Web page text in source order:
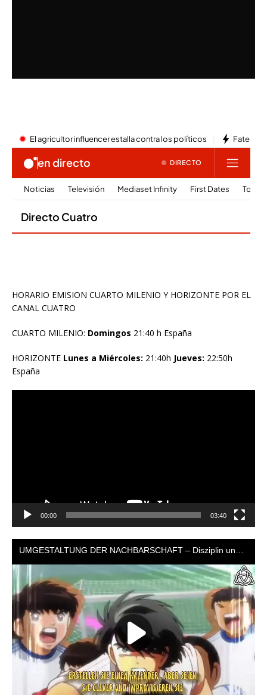
HORARIO EMISION CUARTO MILENIO Y HORIZONTE POR EL
CANAL CUATRO
CUARTO MILENIO: Domingos 21:40 h España
HORIZONTE Lunes a Miércoles: 21:40h Jueves: 22:50h
España
00:00 03:40